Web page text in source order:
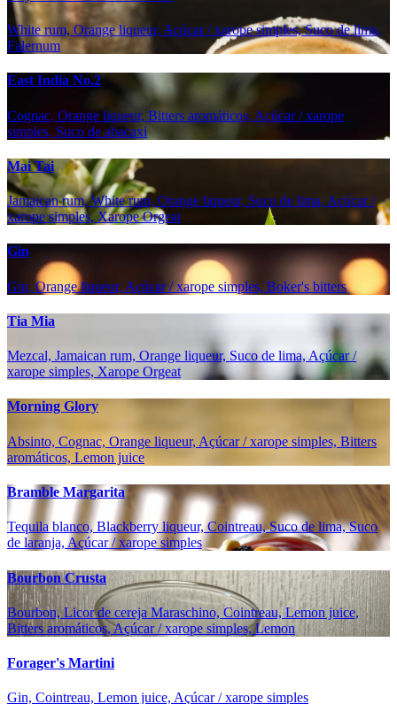
White rum, Orange liqueur, Açúcar / xarope simples, Suco de lima,
Falernum
East India No.2
Cognac, Orange liqueur, Bitters aromáticos, Açúcar / xarope
simples, Suco de abacaxi
Mai Tai
Jamaican rum, White rum, Orange liqueur, Suco de lima, Açúcar /
xarope simples, Xarope Orgeat
Gin
Gin, Orange liqueur, Açúcar / xarope simples, Boker's bitters
Tia Mia
Mezcal, Jamaican rum, Orange liqueur, Suco de lima, Açúcar /
xarope simples, Xarope Orgeat
Morning Glory
Absinto, Cognac, Orange liqueur, Açúcar / xarope simples, Bitters
aromáticos, Lemon juice
Bramble Margarita
Tequila blanco, Blackberry liqueur, Cointreau, Suco de lima, Suco
de laranja, Açúcar / xarope simples
Bourbon Crusta
Bourbon, Licor de cereja Maraschino, Cointreau, Lemon juice,
Bitters aromáticos, Açúcar / xarope simples, Lemon
Forager's Martini
Gin, Cointreau, Lemon juice, Açúcar / xarope simples